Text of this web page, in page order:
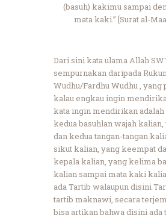
(basuh) kakimu sampai
mata kaki.” [Surat al-
Dari sini kata ulama Allah
sempurnakan daripada Rukun
Wudhu/Fardhu Wudhu , yang
kalau engkau ingin
kata ingin mendirikan adalah
kedua basuhlan wajah
dan kedua tangan-tangan
sikut kalian, yang keempat
kepala kalian, yang kelima
kalian sampai mata kaki
ada Tartib walaupun disini
tartib maknawi, secara
bisa artikan bahwa disini ada